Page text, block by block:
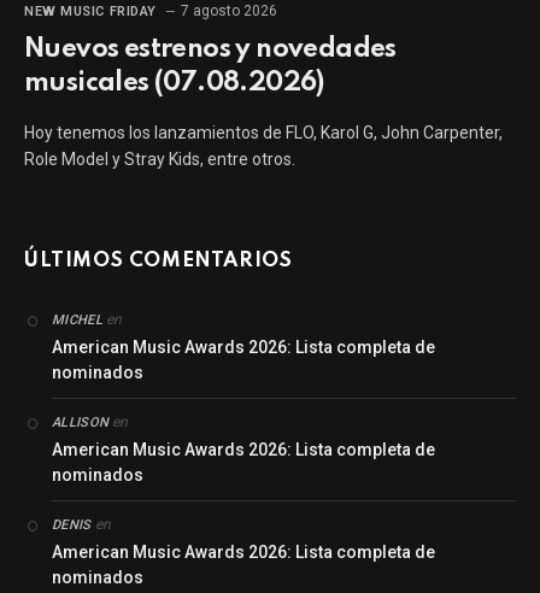
NEW MUSIC FRIDAY 7 agosto 2026
Nuevos estrenos y novedades
musicales (07.08.2026)
Hoy tenemos los lanzamientos de FLO, Karol G, John Carpenter,
Role Model y Stray Kids, entre otros.
ÚLTIMOS COMENTARIOS
MICHEL en
American Music Awards 2026: Lista completa de
nominados
ALLISONen
American Music Awards 2026: Lista completa de
nominados
DENISen
American Music Awards 2026: Lista completa de
nominados